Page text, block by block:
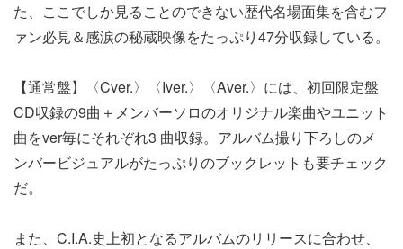
た、ここでしか見ることのできない歴代名場面集を含むフ
ァン必見＆感涙の秘蔵映像をたっぷり47分収録している。
【通常盤】〈Cver.〉〈Iver.〉〈Aver.〉には、初回限定盤
CD収録の9曲＋メンバーソロのオリジナル楽曲やユニット
曲をver毎にそれぞれ3 曲収録。アルバム撮り下ろしのメ
ンバービジュアルがたっぷりのブックレットも要チェック
だ。
また、C.I.A.史上初となるアルバムのリリースに合わせ、